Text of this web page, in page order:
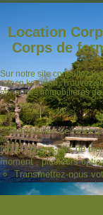
Location
Corps de
Sur notre site consultez
relecq kerhuon. Trouvez
annonces immobilières
Immobilier Le relecq
Nous n'avons pas de
moment , plusieurs
Transmettez-nous